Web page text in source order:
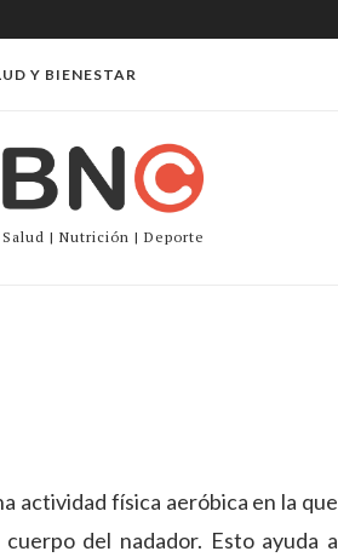
Y BIENESTAR
Salud | Nutrición | Deporte
actividad física aeróbica en la que
del nadador. Esto ayuda a